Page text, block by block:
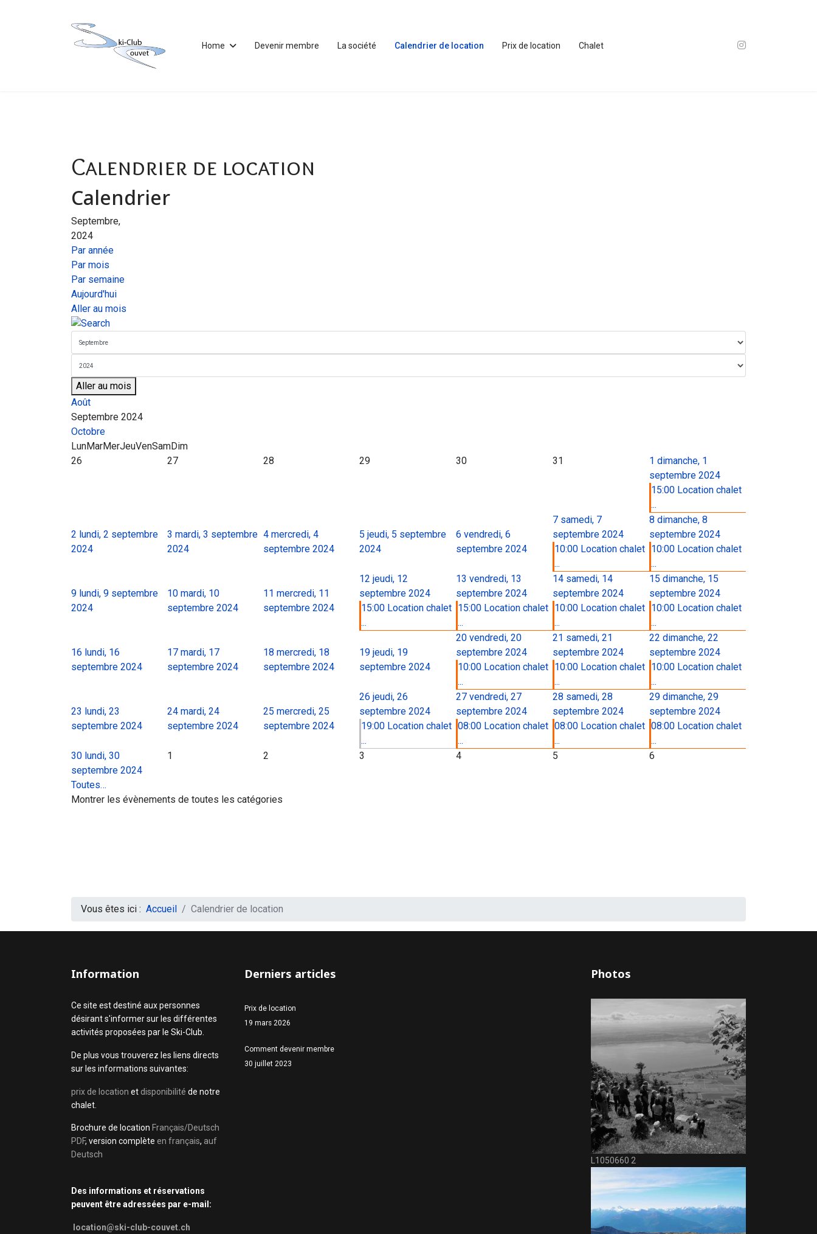
Home Devenir membre La société Calendrier de location Prix de location Chalet
Calendrier de location
Calendrier
Septembre,
2024
Par année
Par mois
Par semaine
Aujourd'hui
Aller au mois
Aller au mois
Août
Septembre 2024
Octobre
LunMarMerJeuVenSamDim
26
27 28 29 30 31 1 dimanche, 1
septembre 2024
15:00 Location chalet
...
2 lundi, 2 septembre
2024
3 mardi, 3 septembre
2024
4 mercredi, 4
septembre 2024
5 jeudi, 5 septembre
2024
6 vendredi, 6
septembre 2024
7 samedi, 7
septembre 2024
10:00 Location chalet
...
8 dimanche, 8
septembre 2024
10:00 Location chalet
...
9 lundi, 9 septembre
2024
10 mardi, 10
septembre 2024
11 mercredi, 11
septembre 2024
12 jeudi, 12
septembre 2024
15:00 Location chalet
...
13 vendredi, 13
septembre 2024
15:00 Location chalet
...
14 samedi, 14
septembre 2024
10:00 Location chalet
...
15 dimanche, 15
septembre 2024
10:00 Location chalet
...
16 lundi, 16
septembre 2024
17 mardi, 17
septembre 2024
18 mercredi, 18
septembre 2024
19 jeudi, 19
septembre 2024
20 vendredi, 20
septembre 2024
10:00 Location chalet
...
21 samedi, 21
septembre 2024
10:00 Location chalet
...
22 dimanche, 22
septembre 2024
10:00 Location chalet
...
23 lundi, 23
septembre 2024
24 mardi, 24
septembre 2024
25 mercredi, 25
septembre 2024
26 jeudi, 26
septembre 2024
19:00 Location chalet
...
27 vendredi, 27
septembre 2024
08:00 Location chalet
...
28 samedi, 28
septembre 2024
08:00 Location chalet
...
29 dimanche, 29
septembre 2024
08:00 Location chalet
...
30 lundi, 30
septembre 2024
1 2 3 4 5 6
Toutes…
Montrer les évènements de toutes les catégories
Vous êtes ici : Accueil Calendrier de location
Information
Ce site est destiné aux personnes
désirant s'informer sur les différentes
activités proposées par le Ski-Club.
De plus vous trouverez les liens directs
sur les informations suivantes:
prix de location et disponibilité de notre
chalet.
Brochure de location Français/Deutsch
PDF, version complète en français, auf
Deutsch
Des informations et réservations
peuvent être adressées par e-mail:
location@ski-club-couvet.ch
Derniers articles
Prix de location
19 mars 2026
Comment devenir membre
30 juillet 2023
Photos
L1050660 2